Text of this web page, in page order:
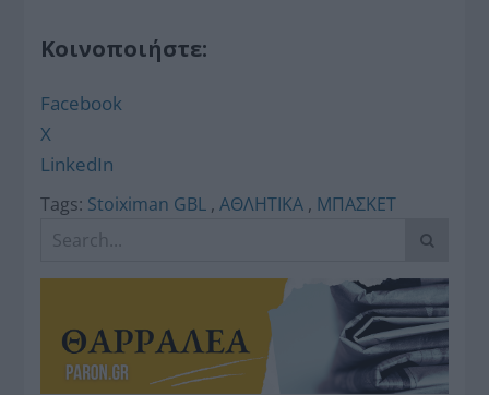
Κοινοποιήστε:
Facebook
X
LinkedIn
Tags: Stoiximan GBL ,ΑΘΛΗΤΙΚΑ , ΜΠΑΣΚΕΤ